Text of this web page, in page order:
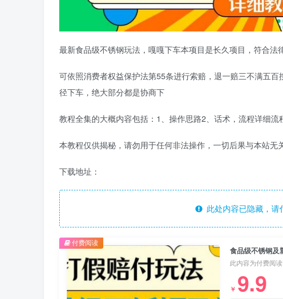
最新食品级不锈钢玩法，嘎嘎下车本项目是长久项目，符合法
可依照消费者权益保护法第55条进行索赔，退一赔三不满五
径下车，绝大部分都是协商下
教程全集的大概内容包括：1、操作思路2、话术，流程详细流
本教程仅供揭秘，请勿用于任何非法操作，一切后果与本站无
下载地址：
此处内容已隐藏，请
食品级不锈钢及
此内容为付费阅
￥ 9.9
付费阅读